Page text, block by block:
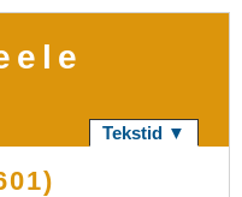
Tekstid ▼